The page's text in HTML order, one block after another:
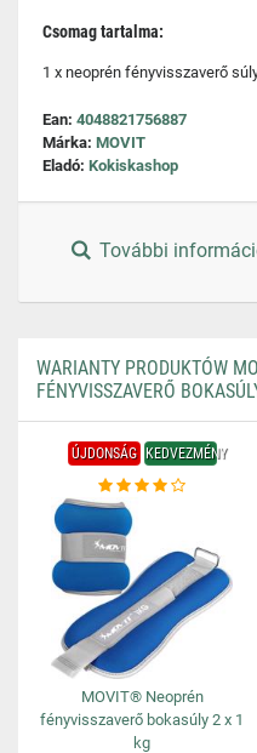
Csomag tartalma:
1 x neoprén fényvisszaverő
Ean: 4048821756887
Márka: MOVIT
Eladó: Kokiskashop
További
WARIANTY PRODUKTÓW
FÉNYVISSZAVERŐ
ÚJDONSÁG KEDVEZMÉNY
MOVIT® Neoprén
fényvisszaverő bokasúly 2 x 1
kg